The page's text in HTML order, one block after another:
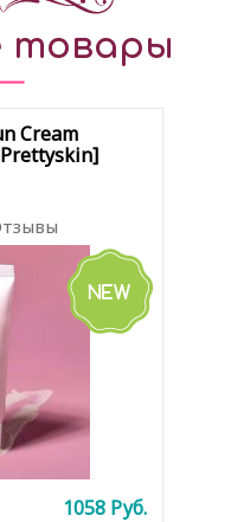
товары
Cream
1058 Руб.